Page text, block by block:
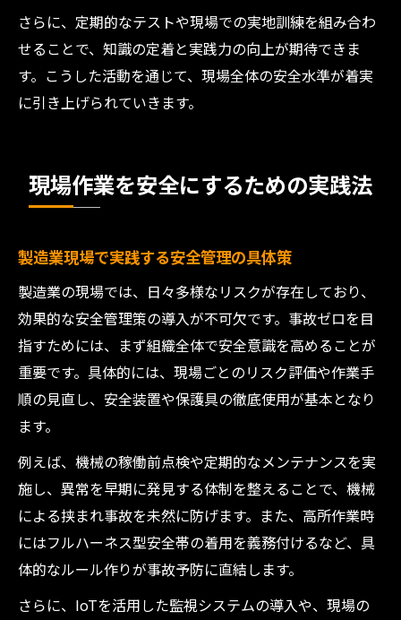
さらに、定期的なテストや現場での実地訓練を組み合わ
せることで、知識の定着と実践力の向上が期待できま
す。こうした活動を通じて、現場全体の安全水準が着実
に引き上げられていきます。
現場作業を安全にするための実践法
製造業現場で実践する安全管理の具体策
製造業の現場では、日々多様なリスクが存在しており、
効果的な安全管理策の導入が不可欠です。事故ゼロを目
指すためには、まず組織全体で安全意識を高めることが
重要です。具体的には、現場ごとのリスク評価や作業手
順の見直し、安全装置や保護具の徹底使用が基本となり
ます。
例えば、機械の稼働前点検や定期的なメンテナンスを実
施し、異常を早期に発見する体制を整えることで、機械
による挟まれ事故を未然に防げます。また、高所作業時
にはフルハーネス型安全帯の着用を義務付けるなど、具
体的なルール作りが事故予防に直結します。
さらに、IoTを活用した監視システムの導入や、現場の